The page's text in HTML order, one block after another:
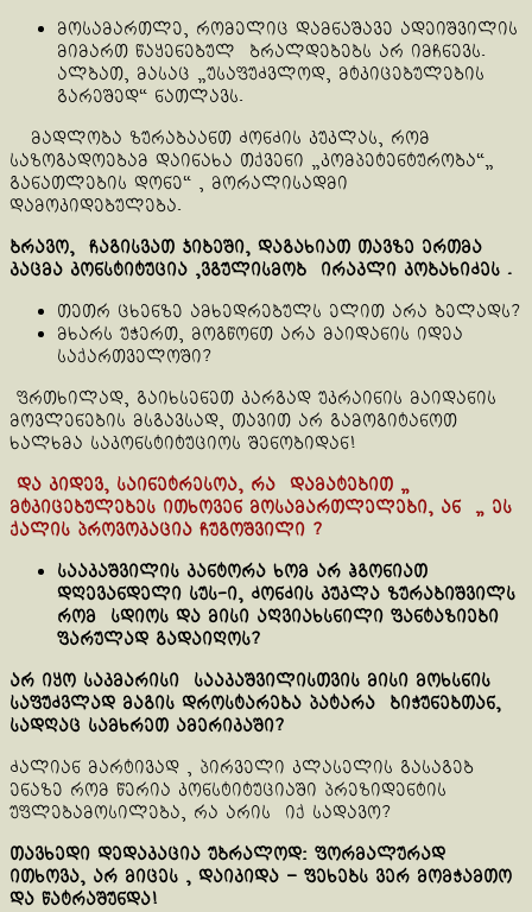
მოსამართლე, რომელიც დამნაშავე ადეიშვილის
მიმართ წაყენებულ ბრალდებებს არ იმჩნევს.
ალბათ, მასაც „უსაფუძვლოდ, მტკიცებულების
გარეშედ“ ნათლავს.
მადლობა ზურაბაანთ ძონძის კუკლას, რომ
საზოგადოებამ დაინახა თქვენი „კომპეტენტურობა“„
განათლების დონე“ , მორალისადმი
დამოკიდებულება.
ბრავო, ჩაგისვათ ჯიბეში, დაგახიათ თავზე ერთმა
კაცმა კონსტიტუცია ,ვგულისმობ ირაკლი კობახიძეს .
თეთრ ცხენზე ამხედრებულს ელით არა ბელადს?
მხარს უჭერთ, მოგწონთ არა მაიდანის იდეა
საქართველოში?
ფრთხილად, გაიხსენეთ კარგად უკრაინის მაიდანის
მოვლენების მსგავსად, თავით არ გამოგიტანოთ
ხალხმა საკონსტიტუციოს შენობიდან!
და კიდევ, საინეტრესოა, რა დამატებით „
მტკიცებულებეს ითხოვენ მოსამართლელები, ან „ ეს
ქალის პროვოკაცია ჩუგოშვილი ?
სააკაშვილის კანტორა ხომ არ ჰგონიათ
დღევანდელი სუს-ი, ძონძის კუკლა ზურაბიშვილს
რომ სდიოს და მისი აღვიახსნილი ფანტაზიები
ფარულად გადაიღოს?
არ იყო საკმარისი სააკაშვილისთვის მისი მოხსნის
საფუძვლად მაგის დროსტარება პატარა ბიჭუნებთან,
სადღაც სამხრეთ ამერიკაში?
ძალიან მარტივად , პირველი კლასელის გასაგებ
ენაზე რომ წერია კონსტიტუციაში პრეზიდენტის
უფლებამოსილება, რა არის იქ სადავო?
თავხედი დედაკაცია უბრალოდ: ფორმალურად
ითხოვა, არ მიცეს , დაიკიდა – ფეხებს ვერ მომჭამთო
და წატრაშუნდა!